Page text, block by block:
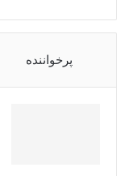
پرخواننده